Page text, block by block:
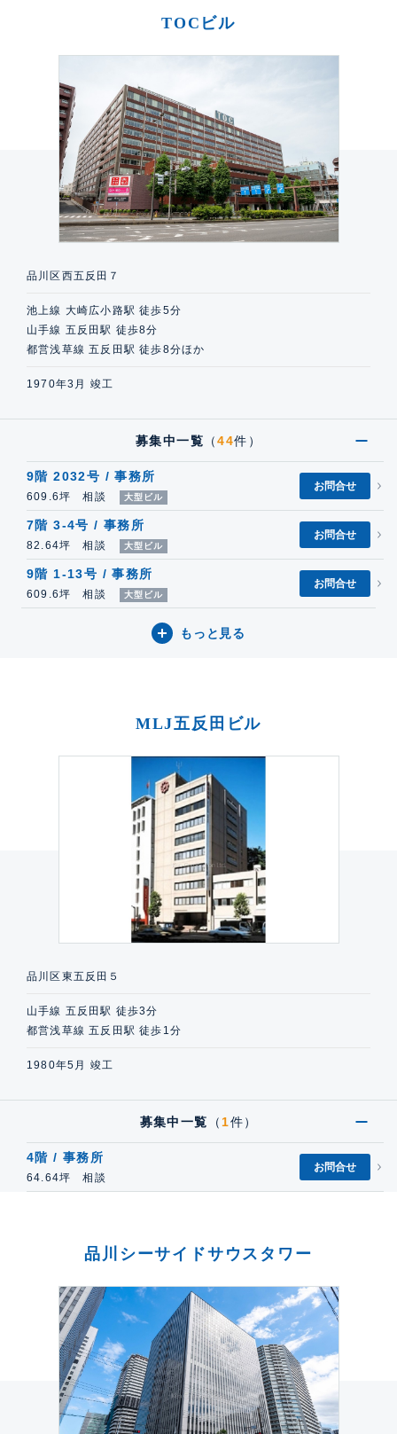
TOCビル
品川区西五反田７
池上線 大崎広小路駅 徒歩5分
山手線 五反田駅 徒歩8分
都営浅草線 五反田駅 徒歩8分ほか
1970年3月 竣工
募集中一覧 （44件）
9階 2032号 / 事務所
609.6坪 相談 大型ビル
お問合せ
7階 3-4号 / 事務所
82.64坪 相談 大型ビル
お問合せ
9階 1-13号 / 事務所
609.6坪 相談 大型ビル
お問合せ
もっと見る
MLJ五反田ビル
品川区東五反田５
山手線 五反田駅 徒歩3分
都営浅草線 五反田駅 徒歩1分
1980年5月 竣工
募集中一覧 （1件）
4階 / 事務所
64.64坪 相談
お問合せ
品川シーサイドサウスタワー